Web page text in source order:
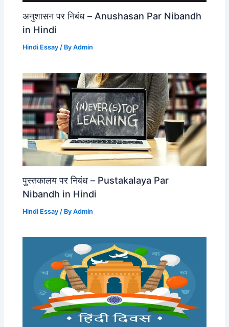
अनुशासन पर निबंध – Anushasan Par Nibandh
in Hindi
Hindi Essay / ByAdmin
पुस्तकालय पर निबंध – Pustakalaya Par
Nibandh in Hindi
Hindi Essay / ByAdmin